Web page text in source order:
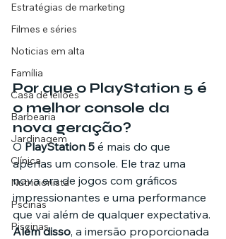
Estratégias de marketing
Filmes e séries
Noticias em alta
Família
Casa de leilões
Barbearia
Jardinagem
Clínica
Nutricionista
Pscinas
Piscinas
Por que o PlayStation 5 é
o melhor console da
nova geração?
O PlayStation 5 é mais do que
apenas um console. Ele traz uma
nova era de jogos com gráficos
impressionantes e uma performance
que vai além de qualquer expectativa.
Além disso, a imersão proporcionada